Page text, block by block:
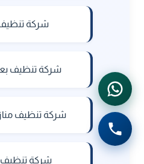
شركة
شركة تنظيف
شركة تنظيف
شركة تنظيف